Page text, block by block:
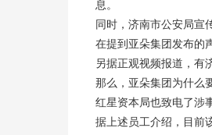
息。
同时，济南市公安局宣
在提到亚朵集团发布的
另据正观视频报道，有
那么，亚朵集团为什么
红星资本局也致电了涉
据上述员工介绍，目前